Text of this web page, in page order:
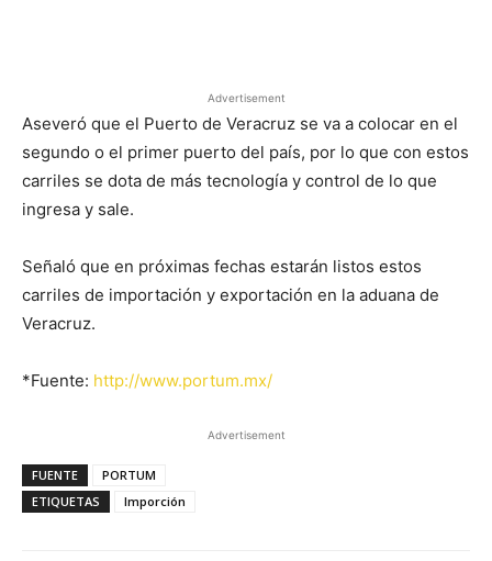
Advertisement
Aseveró que el Puerto de Veracruz se va a colocar en el
segundo o el primer puerto del país, por lo que con estos
carriles se dota de más tecnología y control de lo que
ingresa y sale.
Señaló que en próximas fechas estarán listos estos
carriles de importación y exportación en la aduana de
Veracruz.
*Fuente: http://www.portum.mx/
Advertisement
FUENTE
PORTUM
ETIQUETAS
Imporción